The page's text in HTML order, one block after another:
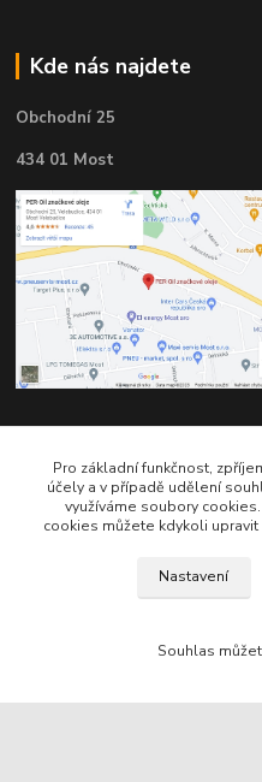
Kde nás najdete
Obchodní 25
434 01 Most
Kontakty
Pro základní funkčnost,
účely a v případě udělení
využíváme soubory
cookies můžete kdykoli
Nastavení
Souhlas